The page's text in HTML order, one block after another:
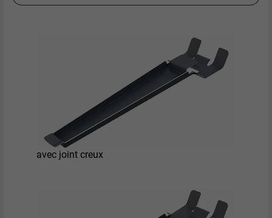
avec joint creux